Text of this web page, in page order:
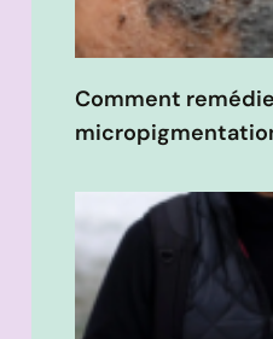
Comment